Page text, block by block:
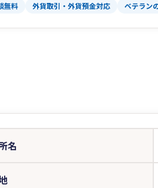
無料 外貨取引・外貨預金対応 ベテラン
名